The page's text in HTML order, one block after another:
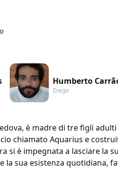
Humberto
Diego
è madre di tre figli adulti
chiamato Aquarius e
si è impegnata a lasciare la
la sua esistenza quotidiana,